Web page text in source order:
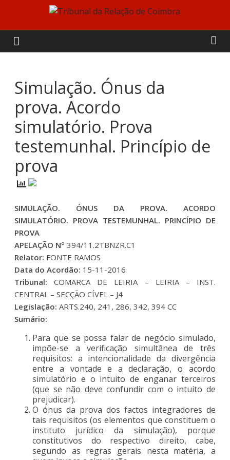
content
Tribunal
da
Relação
de
Coimbra
Simulação. Ónus da
prova. Acordo
simulatório. Prova
testemunhal. Princípio de
prova
SIMULAÇÃO. ÓNUS DA PROVA. ACORDO
SIMULATÓRIO. PROVA TESTEMUNHAL. PRINCÍPIO DE
PROVA
APELAÇÃO Nº394/11.2TBNZR.C1
Relator: FONTE RAMOS
Data do Acordão: 15-11-2016
Tribunal: COMARCA DE LEIRIA – LEIRIA – INST.
CENTRAL – SECÇÃO CÍVEL – J4
Legislação:ARTS.240, 241, 286, 342, 394 CC
Sumário:
Para que se possa falar de negócio simulado,
impõe-se a verificação simultânea de três
requisitos: a intencionalidade da divergência
entre a vontade e a declaração, o acordo
simulatório e o intuito de enganar terceiros
(que se não deve confundir com o intuito de
prejudicar).
O ónus da prova dos factos integradores de
tais requisitos (os elementos que constituem o
instituto jurídico da simulação), porque
constitutivos do respectivo direito, cabe,
segundo as regras gerais nesta matéria, a